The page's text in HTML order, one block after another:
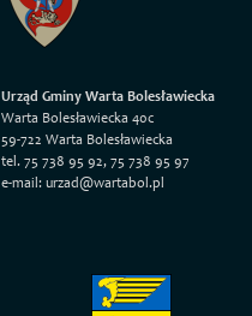
Urząd Gminy Warta Bolesławiecka
Warta Bolesławiecka 40c
59-722 Warta Bolesławiecka
tel. 75 738 95 92, 75 738 95 97
e-mail: urzad@wartabol.pl